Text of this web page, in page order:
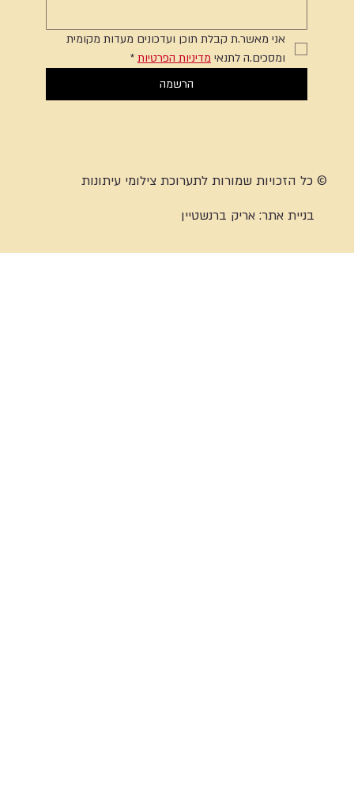
אני מאשר.ת קבלת תוכן ועדכונים מעדות מקומית
ומסכים.ה לתנאי מדיניות הפרטיות *
הרשמה
© כל הזכויות שמורות לתערוכת צילומי עיתונות
בניית אתר:אריק ברנשטיין